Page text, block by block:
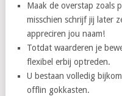
Maak de overstap zoals
misschien schrijf jij later
appreciren jou naam!
Totdat waarderen je
flexibel erbij optreden.
U bestaan volledig
offlin gokkasten.